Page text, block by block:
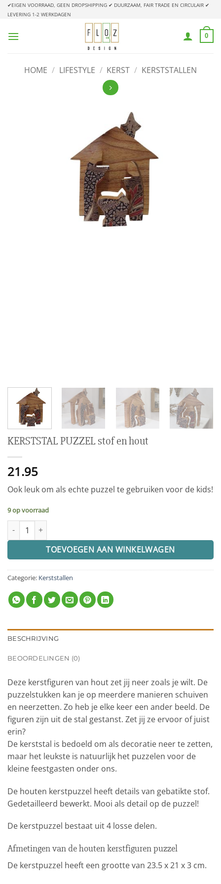
Ga
naar
✔EIGEN VOORRAAD, GEEN DROPSHIPPING ✔ DUURZAAM, FAIR TRADE EN CIRCULAIR ✔
LEVERING 1-2 WERKDAGEN
0
HOME / LIFESTYLE / KERST / KERSTSTALLEN
KERSTSTAL PUZZEL stof en hout
21.95
Ook leuk om als echte puzzel te gebruiken voor de kids!
9 op voorraad
KERSTSTAL PUZZEL stof en hout aantal
TOEVOEGEN AAN WINKELWAGEN
Categorie: Kerststallen
BESCHRIJVING
BEOORDELINGEN (0)
Deze kerstfiguren van hout zet jij neer zoals je wilt. De
puzzelstukken kan je op meerdere manieren schuiven
en neerzetten. Zo heb je elke keer een ander beeld. De
figuren zijn uit de stal gestanst. Zet jij ze ervoor of juist
erin?
De kerststal is bedoeld om als decoratie neer te zetten,
maar het leukste is natuurlijk het puzzelen voor de
kleine feestgasten onder ons.
De houten kerstpuzzel heeft details van gebatikte stof.
Gedetailleerd bewerkt. Mooi als detail op de puzzel!
De kerstpuzzel bestaat uit 4 losse delen.
Afmetingen van de houten kerstfiguren puzzel
De kerstpuzzel heeft een grootte van 23.5 x 21 x 3 cm.